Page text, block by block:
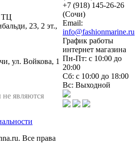
ТЦ
23, 2 эт.,
ул. Войкова, 1
являются
Все права
+7 (918) 145-26-26
(Сочи)
Email:
info@fashionmarine.ru
График работы
интернет магазина
Пн-Пт: с 10:00 до
20:00
Сб: с 10:00 до 18:00
Вс: Выходной